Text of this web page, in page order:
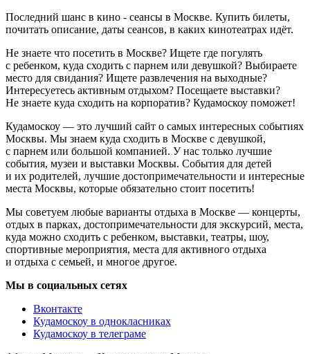
Последний шанс в кино - сеансы в Москве. Купить билеты,
почитать описание, даты сеансов, в каких кинотеатрах идёт.
Не знаете что посетить в Москве? Ищете где погулять
с ребенком, куда сходить с парнем или девушкой? Выбираете
место для свидания? Ищете развлечения на выходные?
Интересуетесь активным отдыхом? Посещаете выставки?
Не знаете куда сходить на корпоратив? Кудамоскоу поможет!
Кудамоскоу — это лучший сайт о самых интересных событиях
Москвы. Мы знаем куда сходить в Москве с девушкой,
с парнем или большой компанией. У нас только лучшие
события, музеи и выставки Москвы. События для детей
и их родителей, лучшие достопримечательности и интересные
места Москвы, которые обязательно стоит посетить!
Мы советуем любые варианты отдыха в Москве — концерты,
отдых в парках, достопримечательности для экскурсий, места,
куда можно сходить с ребенком, выставки, театры, шоу,
спортивные мероприятия, места для активного отдыха
и отдыха с семьей, и многое другое.
Мы в социальных сетях
Вконтакте
Кудамоскоу в однокласниках
Кудамоскоу в телеграме